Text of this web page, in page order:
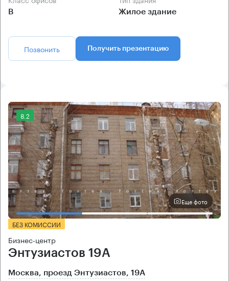
B Жилое здание
Позвонить Получить презентацию
8.2
Еще фото
БЕЗ КОМИССИИ
Бизнес-центр
Энтузиастов 19А
Москва, проезд Энтузиастов, 19А